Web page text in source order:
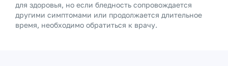
для здоровья, но если бледность сопровождается
другими симптомами или продолжается длительное
время, необходимо обратиться к врачу.